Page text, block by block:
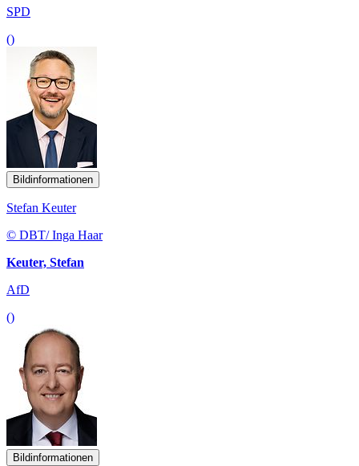
SPD
()
Bildinformationen
Stefan Keuter
© DBT/ Inga Haar
Keuter, Stefan
AfD
()
Bildinformationen